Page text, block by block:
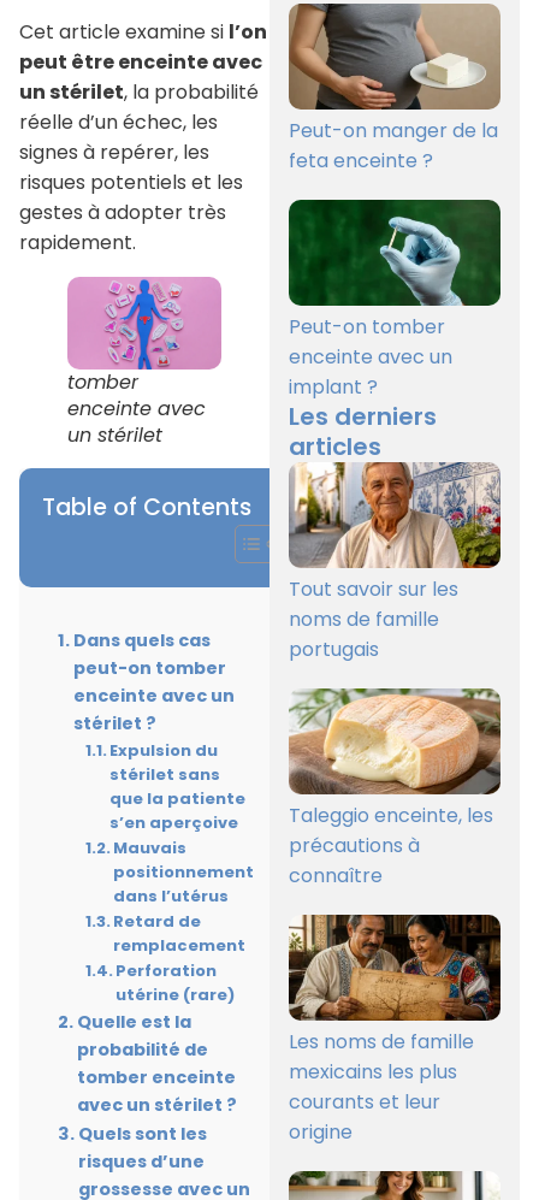
Cet article examine si l’on
peut être enceinte avec
un stérilet, la probabilité
réelle d’un échec, les
signes à repérer, les
risques potentiels et les
gestes à adopter très
rapidement.
tomber
enceinte avec
un stérilet
Table of Contents
Dans quels cas
peut-on tomber
enceinte avec un
stérilet ?
Expulsion du
stérilet sans
que la patiente
s’en aperçoive
Mauvais
positionnement
dans l’utérus
Retard de
remplacement
Perforation
utérine (rare)
Quelle est la
probabilité de
tomber enceinte
avec un stérilet ?
Quels sont les
risques d’une
grossesse avec un
Peut-on manger de la
feta enceinte ?
Peut-on tomber
enceinte avec un
implant ?
Les derniers
articles
Tout savoir sur les
noms de famille
portugais
Taleggio enceinte, les
précautions à
connaître
Les noms de famille
mexicains les plus
courants et leur
origine